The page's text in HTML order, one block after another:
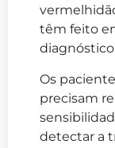
têm feito
Os
precisam
detectar a